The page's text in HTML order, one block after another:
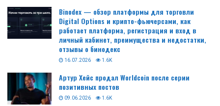
Binodex — обзор платформы для торговли
Digital Options и крипто-фьючерсами, как
работает платформа, регистрация и вход в
личный кабинет, преимущества и недостатки,
отзывы о бинодекс
16.07.2026 1.6K
Артур Хейс продал Worldcoin после серии
позитивных постов
09.06.2026 1.6K